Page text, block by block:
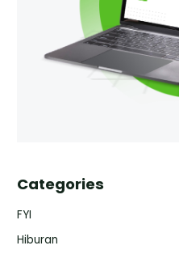
Categories
FYI
Hiburan